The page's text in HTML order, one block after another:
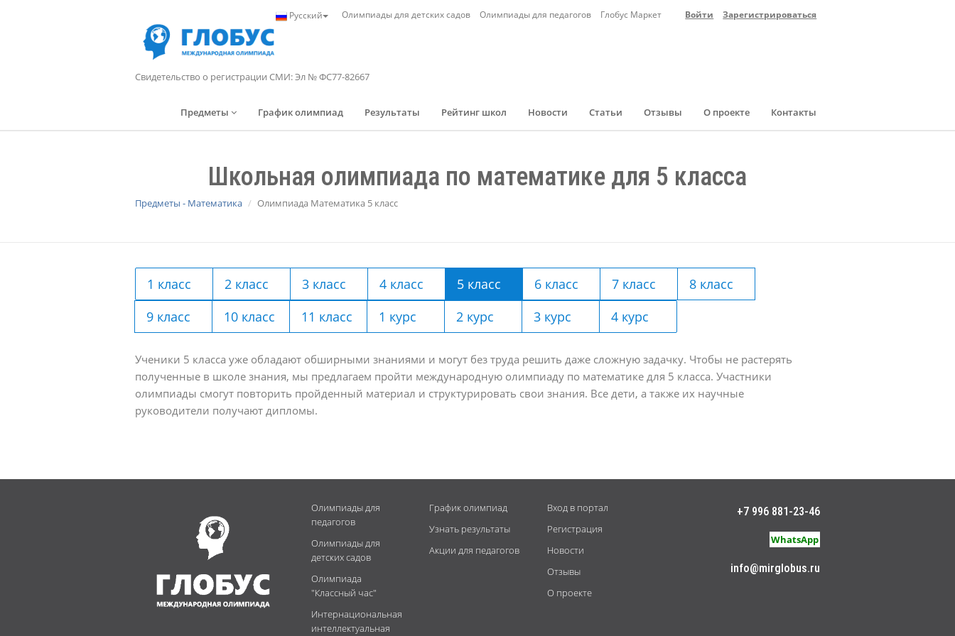
Русский Олимпиады для детских садов Олимпиады для педагогов Глобус Маркет Войти Зарегистрироваться
Свидетельство о регистрации СМИ: Эл № ФС77-82667
Предметы График олимпиад Результаты Рейтинг школ Новости Статьи Отзывы О проекте Контакты
Школьная олимпиада по математике для 5 класса
Предметы - Математика Олимпиада Математика 5 класс
1 класс 2 класс 3 класс 4 класс 5 класс 6 класс 7 класс
8 класс
9 класс
10 класс 11 класс 1 курс 2 курс 3 курс 4 курс
Ученики 5 класса уже обладают обширными знаниями и могут без труда решить даже сложную задачку. Чтобы не растерять
полученные в школе знания, мы предлагаем пройти международную олимпиаду по математике для 5 класса. Участники
олимпиады смогут повторить пройденный материал и структурировать свои знания. Все дети, а также их научные
руководители получают дипломы.
Олимпиады для
педагогов
Олимпиады для
детских садов
Олимпиада
"Классный час"
Интернациональная
интеллектуальная
График олимпиад
Узнать результаты
Акции для педагогов
Вход в портал
Регистрация
Новости
Отзывы
О проекте
+7 996 881-23-46
WhatsApp
info@mirglobus.ru